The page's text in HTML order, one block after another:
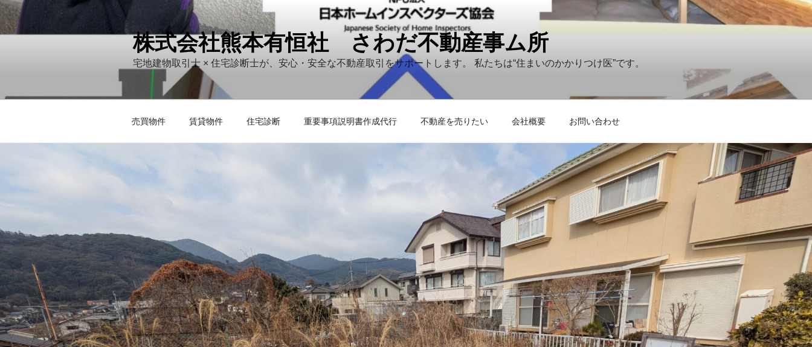
コ
ン
テ
株式会社熊本有恒社 さわだ不動産事ム所
宅地建物取引士 × 住宅診断士が、安心・安全な不動産取引をサポートします。 私たちは“住まいのかかりつけ医”です。
売買物件 賃貸物件 住宅診断 重要事項説明書作成代行 不動産を売りたい 会社概要 お問い合わせ